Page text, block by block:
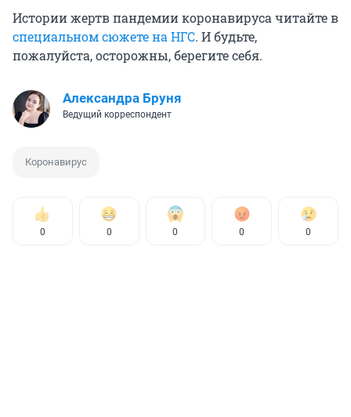
Истории жертв пандемии коронавируса читайте в
специальном сюжете на НГС. И будьте,
пожалуйста, осторожны, берегите себя.
Александра Бруня
Ведущий корреспондент
Коронавирус
0 0 0 0 0